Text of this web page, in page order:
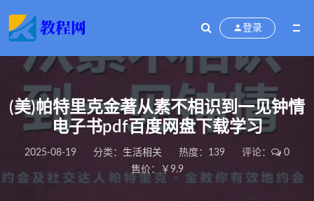
登录
(美)帕特里克金著从素不相识到一见钟情
电子书pdf百度网盘下载学习
2025-08-19 分类： 生活相关 热度：139 评论：
0
售价：￥9.9